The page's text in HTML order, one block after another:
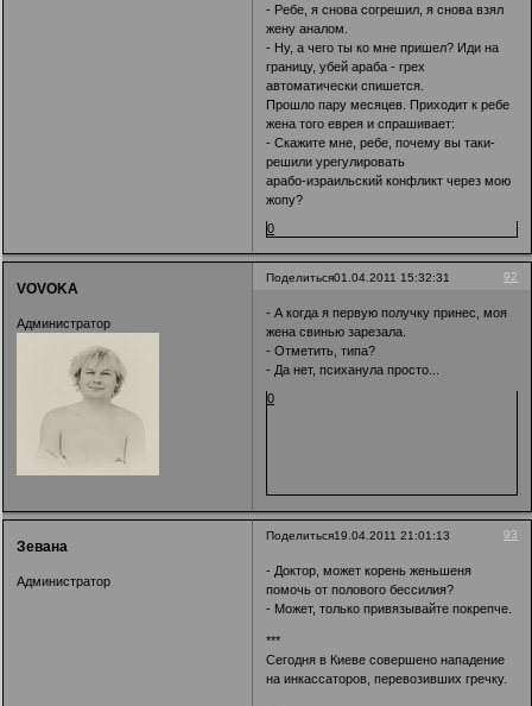
- Ребе, я снова согрешил, я снова взял
жену аналом.
- Ну, а чего ты ко мне пришел? Иди на
границу, убей араба - грех
автоматически спишется.
Прошло пару месяцев. Приходит к ребе
жена того еврея и спрашивает:
- Скажите мне, ребе, почему вы таки-
решили урегулировать
арабо-израильский конфликт через мою
жопу?
0
Поделиться 92
01.04.2011 15:32:31
VOVOKA
Администратор
- А когда я первую получку принес, моя
жена свинью зарезала.
- Отметить, типа?
- Да нет, психанула просто...
0
Поделиться 93
19.04.2011 21:01:13
Зевана
Администратор
- Доктор, может корень женьшеня
помочь от полового бессилия?
- Может, только привязывайте покрепче.
***
Сегодня в Киеве совершено нападение
на инкассаторов, перевозивших гречку.